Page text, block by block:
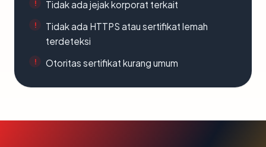
Tidak ada jejak korporat terkait
Tidak ada HTTPS atau sertifikat lemah
terdeteksi
Otoritas sertifikat kurang umum